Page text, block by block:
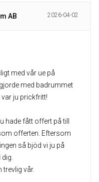
AB 2026-04-02
med vår ue på
med badrummet
ju prickfritt!
hade fått offert på till
offerten. Eftersom
så bjöd vi ju på